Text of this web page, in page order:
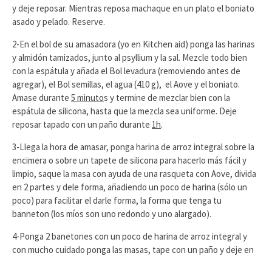
y deje reposar. Mientras reposa machaque en un plato el boniato
asado y pelado. Reserve.
2-En el bol de su amasadora (yo en Kitchen aid) ponga las harinas
y almidón tamizados, junto al psyllium y la sal. Mezcle todo bien
con la espátula y añada el Bol levadura (removiendo antes de
agregar), el Bol semillas, el agua (410 g), el Aove y el boniato.
Amase durante 5 minutos y termine de mezclar bien con la
espátula de silicona, hasta que la mezcla sea uniforme. Deje
reposar tapado con un paño durante 1h.
3-Llega la hora de amasar, ponga harina de arroz integral sobre la
encimera o sobre un tapete de silicona para hacerlo más fácil y
limpio, saque la masa con ayuda de una rasqueta con Aove, divida
en 2 partes y dele forma, añadiendo un poco de harina (sólo un
poco) para facilitar el darle forma, la forma que tenga tu
banneton (los míos son uno redondo y uno alargado).
4-Ponga 2 banetones con un poco de harina de arroz integral y
con mucho cuidado ponga las masas, tape con un paño y deje en